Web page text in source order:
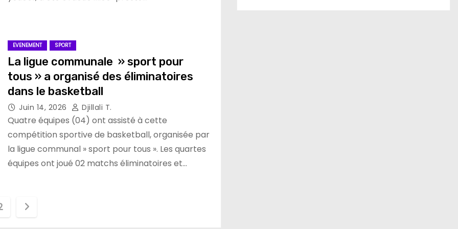
EVENEMENT SPORT
La ligue communale » sport pour
tous » a organisé des éliminatoires
dans le basketball
Juin 14, 2026 Djillali T.
Quatre équipes (04) ont assisté à cette
compétition sportive de basketball, organisée par
la ligue communal » sport pour tous ». Les quartes
équipes ont joué 02 matchs éliminatoires et…